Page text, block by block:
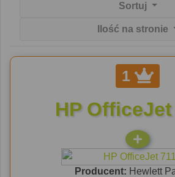
Sortuj
Ilość na stronie
1
HP OfficeJet
Producent: Hewlett